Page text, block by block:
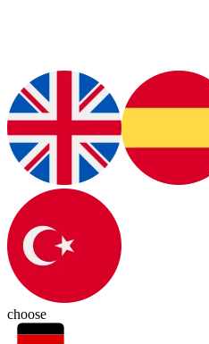
choose